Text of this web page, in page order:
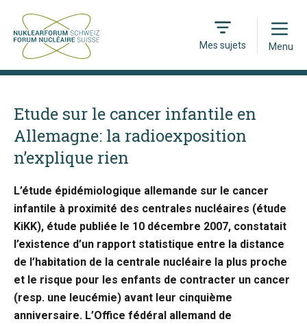
Mes sujets
Open
Menu
Etude sur le cancer infantile en
Allemagne: la radioexposition
n’explique rien
L’étude épidémiologique allemande sur le cancer
infantile à proximité des centrales nucléaires (étude
KiKK), étude publiée le 10 décembre 2007, constatait
l’existence d’un rapport statistique entre la distance
de l’habitation de la centrale nucléaire la plus proche
et le risque pour les enfants de contracter un cancer
(resp. une leucémie) avant leur cinquième
anniversaire. L’Office fédéral allemand de